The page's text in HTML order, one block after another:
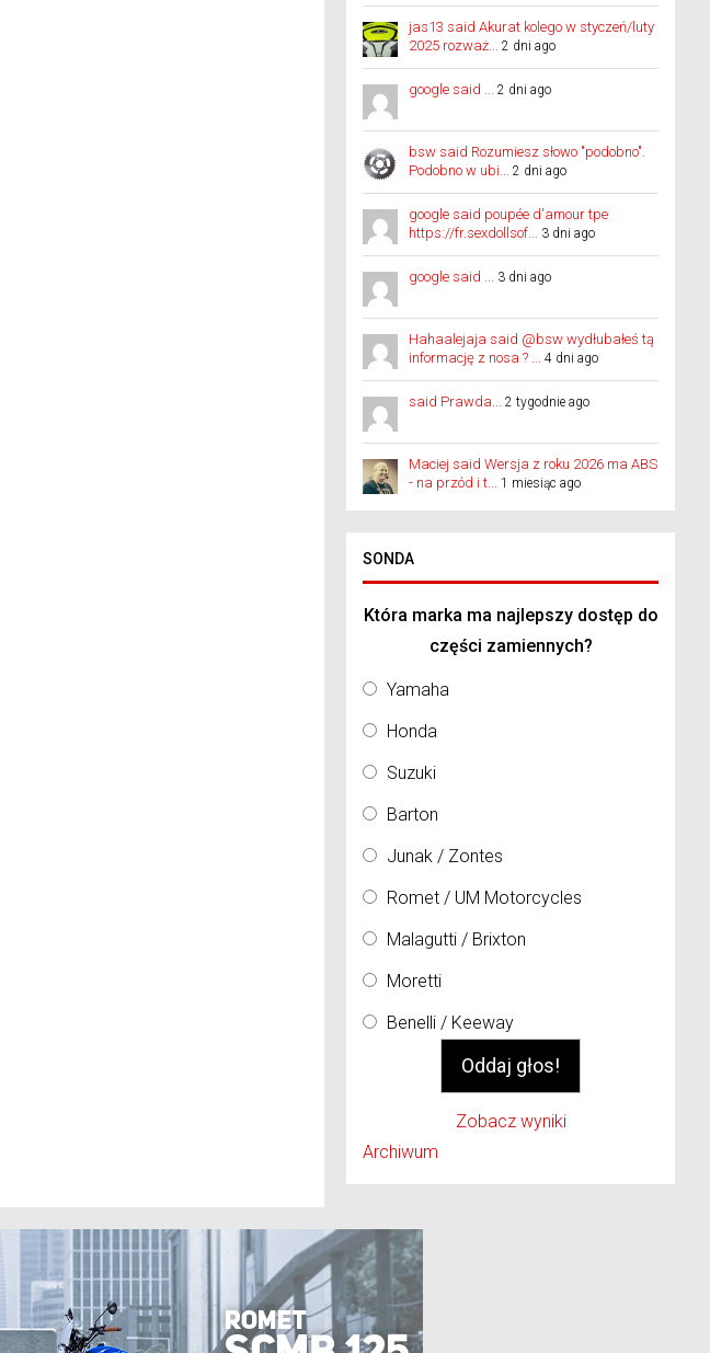
jas13 said Akurat kolego w styczeń/luty
2025 rozważ... 2 dni ago
google said ... 2 dni ago
bsw said Rozumiesz słowo "podobno".
Podobno w ubi... 2 dni ago
google said poupée d'amour tpe
https://fr.sexdollsof... 3 dni ago
google said ... 3 dni ago
Hahaalejaja said @bsw wydłubałeś tą
informację z nosa ? ... 4 dni ago
said Prawda... 2 tygodnie ago
Maciej said Wersja z roku 2026 ma ABS
- na przód i t... 1 miesiąc ago
SONDA
Która marka ma najlepszy dostęp do
części zamiennych?
Yamaha
Honda
Suzuki
Barton
Junak / Zontes
Romet / UM Motorcycles
Malagutti / Brixton
Moretti
Benelli / Keeway
Zobacz wyniki
Archiwum